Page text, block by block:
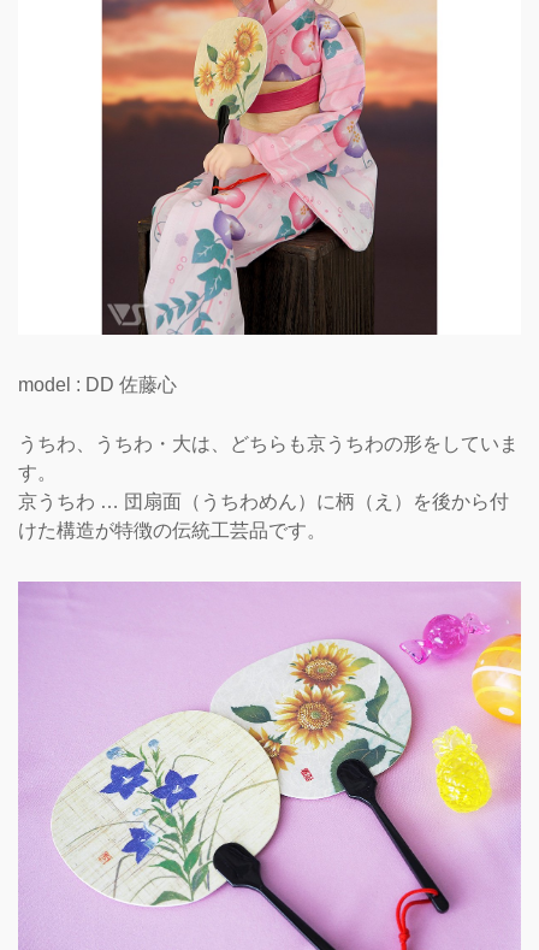
model : DD 佐藤心
うちわ、うちわ・大は、どちらも京うちわの形をしていま
す。
京うちわ … 団扇面（うちわめん）に柄（え）を後から付
けた構造が特徴の伝統工芸品です。